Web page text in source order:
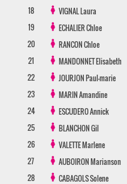
18
VIGNALLaura
19
ECHALIERChloe
20
RANCONChloe
21
MANDONNETElisabeth
22
JOURJONPaul-marie
23
MARINAmandine
24
ESCUDEROAnnick
25
BLANCHONGil
26
VALETTEMarlene
27
AUBOIRONMarianson
28
CABAGOLSSolene